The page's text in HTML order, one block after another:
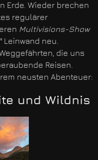
Erde. Wieder brechen
regulärer
Multivisions-Show
neu.
die uns
Reisen.
neusten Abenteuer:
und Wildnis